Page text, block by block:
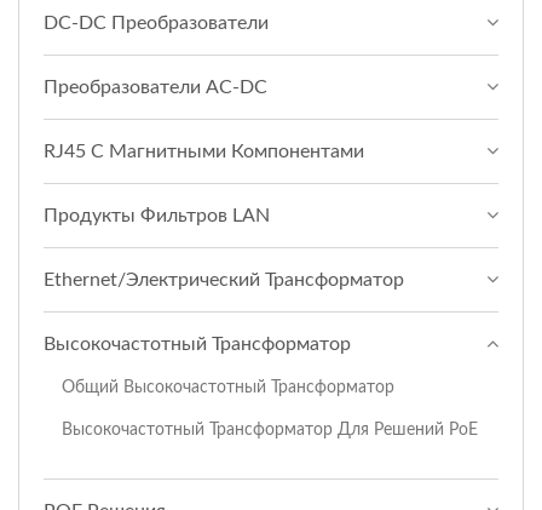
DC-DC Преобразователи
Преобразователи AC-DC
RJ45 С Магнитными Компонентами
Продукты Фильтров LAN
Ethernet/Электрический Трансформатор
Высокочастотный Трансформатор
Общий Высокочастотный Трансформатор
Высокочастотный Трансформатор Для Решений PoE